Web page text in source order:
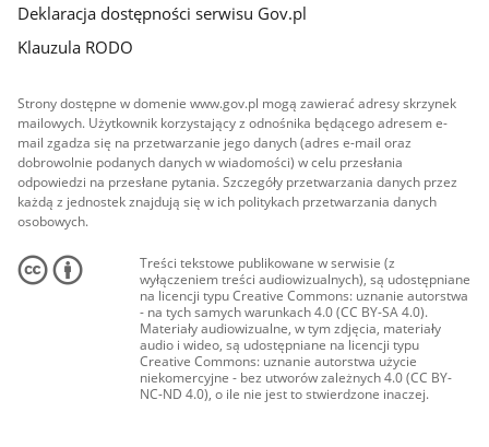
Deklaracja dostępności serwisu Gov.pl
Klauzula RODO
Strony dostępne w domenie www.gov.pl mogą zawierać adresy skrzynek
mailowych. Użytkownik korzystający z odnośnika będącego adresem e-
mail zgadza się na przetwarzanie jego danych (adres e-mail oraz
dobrowolnie podanych danych w wiadomości) w celu przesłania
odpowiedzi na przesłane pytania. Szczegóły przetwarzania danych przez
każdą z jednostek znajdują się w ich politykach przetwarzania danych
osobowych.
Treści tekstowe publikowane w serwisie (z
wyłączeniem treści audiowizualnych), są udostępniane
na licencji typu Creative Commons: uznanie autorstwa
- na tych samych warunkach 4.0 (CC BY-SA 4.0).
Materiały audiowizualne, w tym zdjęcia, materiały
audio i wideo, są udostępniane na licencji typu
Creative Commons: uznanie autorstwa użycie
niekomercyjne - bez utworów zależnych 4.0 (CC BY-
NC-ND 4.0), o ile nie jest to stwierdzone inaczej.